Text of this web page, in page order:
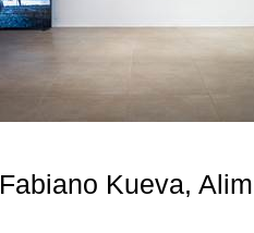
Fabiano Kueva,